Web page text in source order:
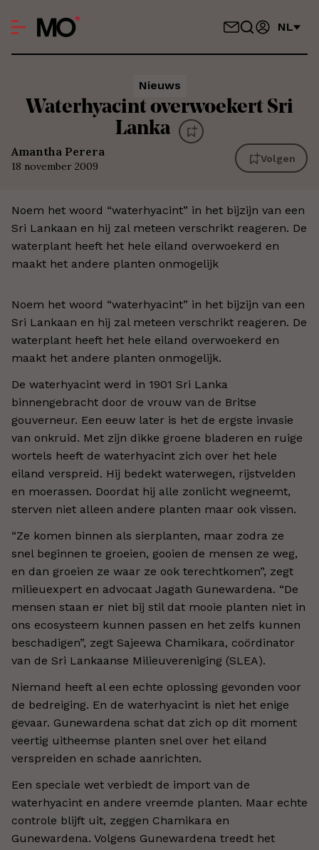
NL
Nieuws
Waterhyacint overwoekert Sri
Lanka
Amantha Perera
18 november 2009
Volgen
Noem het woord “waterhyacint” in het bijzijn van een
Sri Lankaan en hij zal meteen verschrikt reageren. De
waterplant heeft het hele eiland overwoekerd en
maakt het andere planten onmogelijk
Noem het woord “waterhyacint” in het bijzijn van een
Sri Lankaan en hij zal meteen verschrikt reageren. De
waterplant heeft het hele eiland overwoekerd en
maakt het andere planten onmogelijk.
De waterhyacint werd in 1901 Sri Lanka
binnengebracht door de vrouw van de Britse
gouverneur. Een eeuw later is het de ergste invasie
van onkruid. Met zijn dikke groene bladeren en ruige
wortels heeft de waterhyacint zich over het hele
eiland verspreid. Hij bedekt waterwegen, rijstvelden
en moerassen. Doordat hij alle zonlicht wegneemt,
sterven niet alleen andere planten maar ook vissen.
“Ze komen binnen als sierplanten, maar zodra ze
snel beginnen te groeien, gooien de mensen ze weg,
en dan groeien ze waar ze ook terechtkomen”, zegt
milieuexpert en advocaat Jagath Gunewardena. “De
mensen staan er niet bij stil dat mooie planten niet in
ons ecosysteem kunnen passen en het zelfs kunnen
beschadigen”, zegt Sajeewa Chamikara, coördinator
van de Sri Lankaanse Milieuvereniging (SLEA).
Niemand heeft al een echte oplossing gevonden voor
de bedreiging. En de waterhyacint is niet het enige
gevaar. Gunewardena schat dat zich op dit moment
veertig uitheemse planten snel over het eiland
verspreiden en schade aanrichten.
Een speciale wet verbiedt de import van de
waterhyacint en andere vreemde planten. Maar echte
controle blijft uit, zeggen Chamikara en
Gunewardena. Volgens Gunewardena treedt het